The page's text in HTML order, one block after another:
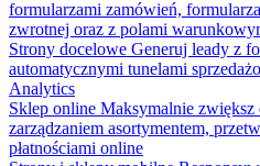
formularzami zamówień,
zwrotnej oraz z polami
Strony docelowe Generuj leady z
automatycznymi tunelami
Analytics
Sklep online Maksymalnie zwiększ
zarządzaniem asortymentem,
płatnościami online